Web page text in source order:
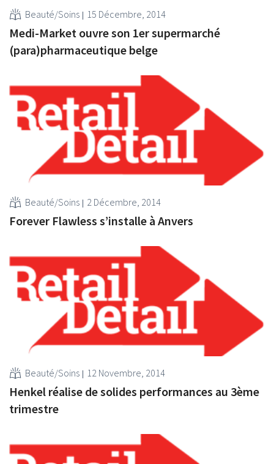
Beauté/Soins 15 Décembre, 2014
Medi-Market ouvre son 1er supermarché
(para)pharmaceutique belge
Beauté/Soins 2 Décembre, 2014
Forever Flawless s’installe à Anvers
Beauté/Soins 12 Novembre, 2014
Henkel réalise de solides performances au 3ème
trimestre